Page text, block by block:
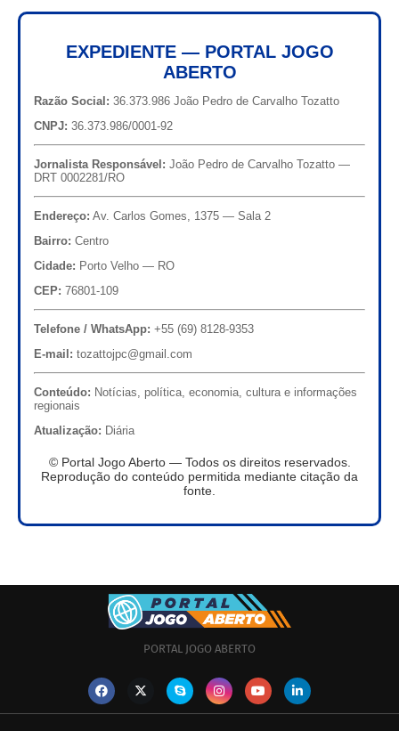
EXPEDIENTE — PORTAL JOGO
ABERTO
Razão Social: 36.373.986 João Pedro de Carvalho Tozatto
CNPJ: 36.373.986/0001-92
Jornalista Responsável: João Pedro de Carvalho Tozatto —
DRT 0002281/RO
Endereço: Av. Carlos Gomes, 1375 — Sala 2
Bairro: Centro
Cidade: Porto Velho — RO
CEP: 76801-109
Telefone / WhatsApp: +55 (69) 8128-9353
E-mail: tozattojpc@gmail.com
Conteúdo: Notícias, política, economia, cultura e informações
regionais
Atualização: Diária
© Portal Jogo Aberto — Todos os direitos reservados.
Reprodução do conteúdo permitida mediante citação da
fonte.
PORTAL JOGO ABERTO